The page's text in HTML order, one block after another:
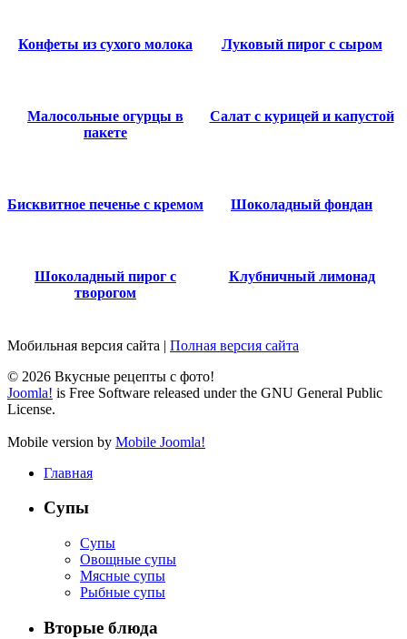
Конфеты из сухого молока Луковый пирог с сыром
Малосольные огурцы в
пакете
Салат с курицей и капустой
Бисквитное печенье с кремом Шоколадный фондан
Шоколадный пирог с
творогом
Клубничный лимонад
Мобильная версия сайта | Полная версия сайта
© 2026 Вкусные рецепты с фото!
Joomla! is Free Software released under the GNU General Public
License.
Mobile version by Mobile Joomla!
Главная
Супы
Супы
Овощные супы
Мясные супы
Рыбные супы
Вторые блюда